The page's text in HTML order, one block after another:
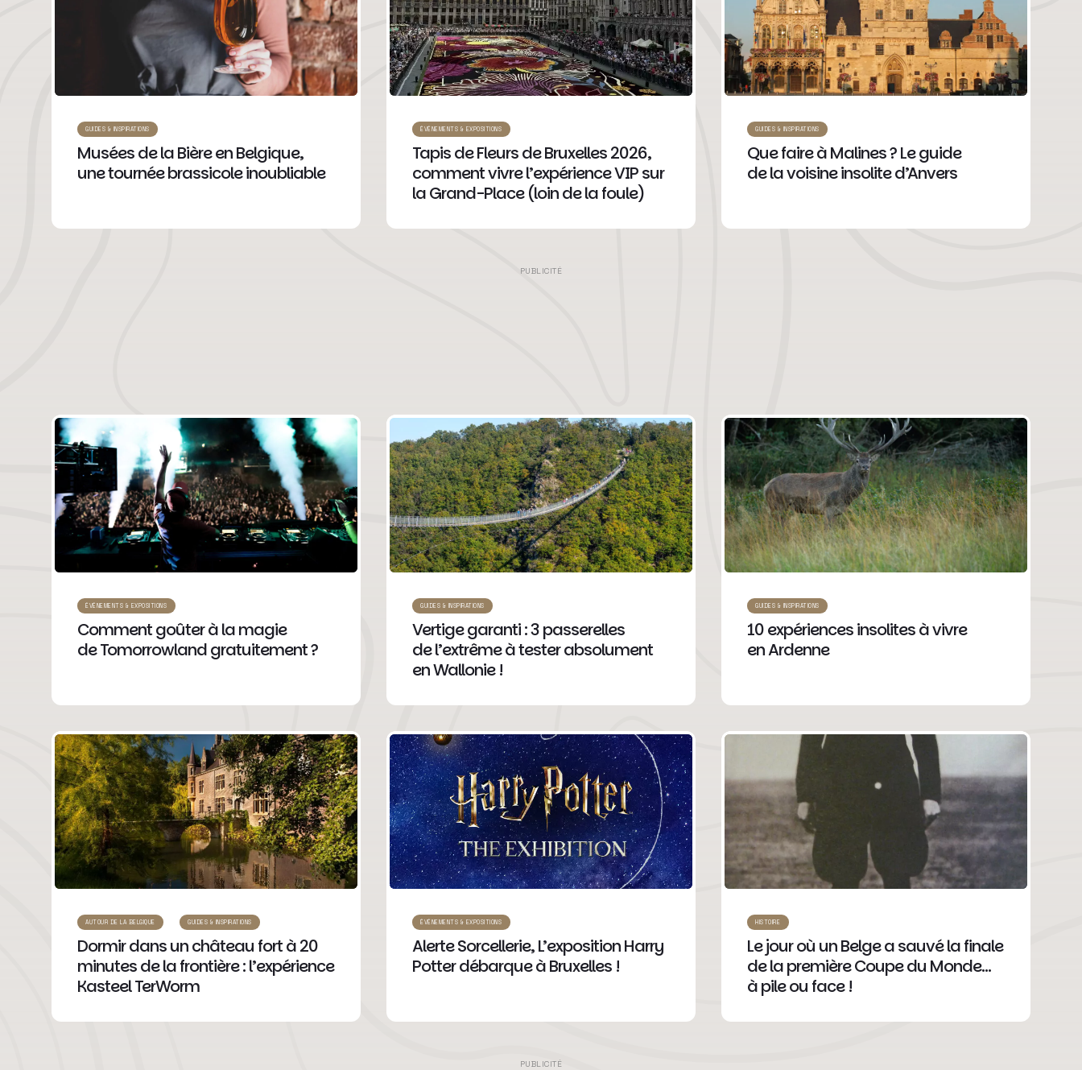
GUIDES & INSPIRATIONS
Musées de la Bière en Belgique,
une tournée brassicole inoubliable
ÉVÉNEMENTS & EXPOSITIONS
Tapis de Fleurs de Bruxelles 2026,
comment vivre l’expérience VIP sur
la Grand-Place (loin de la foule)
GUIDES & INSPIRATIONS
Que faire à Malines ? Le guide
de la voisine insolite d’Anvers
PUBLICITÉ
ÉVÉNEMENTS & EXPOSITIONS
Comment goûter à la magie
de Tomorrowland gratuitement ?
GUIDES & INSPIRATIONS
Vertige garanti : 3 passerelles
de l’extrême à tester absolument
en Wallonie !
GUIDES & INSPIRATIONS
10 expériences insolites à vivre
en Ardenne
AUTOUR DE LA BELGIQUE GUIDES & INSPIRATIONS
Dormir dans un château fort à 20
minutes de la frontière : l’expérience
Kasteel TerWorm
ÉVÉNEMENTS & EXPOSITIONS
Alerte Sorcellerie, L’exposition Harry
Potter débarque à Bruxelles !
HISTOIRE
Le jour où un Belge a sauvé la finale
de la première Coupe du Monde…
à pile ou face !
PUBLICITÉ